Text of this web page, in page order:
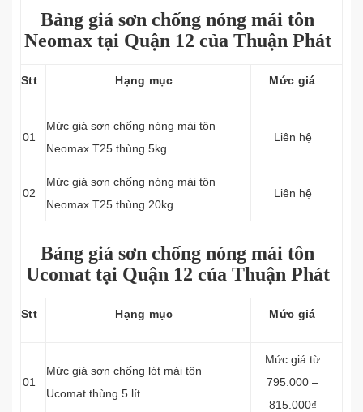
Bảng giá sơn chống nóng mái tôn
Neomax tại Quận 12 của Thuận Phát
Stt Hạng mục Mức giá
01
Mức giá sơn chống nóng mái tôn
Neomax T25 thùng 5kg
Liên hệ
02
Mức giá sơn chống nóng mái tôn
Neomax T25 thùng 20kg
Liên hệ
Bảng giá sơn chống nóng mái tôn
Ucomat tại Quận 12 của Thuận Phát
Stt Hạng mục Mức giá
01
Mức giá sơn chống lót mái tôn
Ucomat thùng 5 lít
Mức giá từ
795.000 –
815.000₫